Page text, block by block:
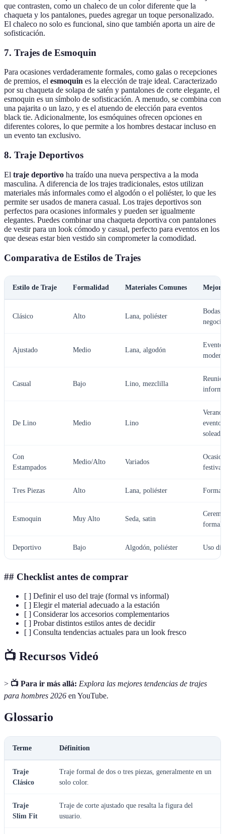
que contrasten, como un chaleco de un color diferente que la
chaqueta y los pantalones, puedes agregar un toque personalizado.
El chaleco no solo es funcional, sino que también aporta un aire de
sofisticación.
7. Trajes de Esmoquin
Para ocasiones verdaderamente formales, como galas o recepciones
de premios, el esmoquin es la elección de traje ideal. Caracterizado
por su chaqueta de solapa de satén y pantalones de corte elegante, el
esmoquin es un símbolo de sofisticación. A menudo, se combina con
una pajarita o un lazo, y es el atuendo de elección para eventos
black tie. Adicionalmente, los esmóquines ofrecen opciones en
diferentes colores, lo que permite a los hombres destacar incluso en
un evento tan exclusivo.
8. Traje Deportivos
El traje deportivo ha traído una nueva perspectiva a la moda
masculina. A diferencia de los trajes tradicionales, estos utilizan
materiales más informales como el algodón o el poliéster, lo que les
permite ser usados de manera casual. Los trajes deportivos son
perfectos para ocasiones informales y pueden ser igualmente
elegantes. Puedes combinar una chaqueta deportiva con pantalones
de vestir para un look cómodo y casual, perfecto para eventos en los
que deseas estar bien vestido sin comprometer la comodidad.
Comparativa de Estilos de Trajes
Estilo de Traje Formalidad Materiales Comunes Mejor
Clásico Alto Lana, poliéster
Bodas,
Ajustado Medio Lana, algodón
Eventos
Casual Bajo Lino, mezclilla
De Lino Medio Lino
Verano,
eventos
Con
Estampados
Medio/Alto Variados
festivas
Tres Piezas Alto Lana, poliéster
Esmoquin Muy Alto Seda, satin
Deportivo Bajo Algodón, poliéster Uso
## Checklist antes de comprar
[ ] Definir el uso del traje (formal vs informal)
[ ] Elegir el material adecuado a la estación
[ ] Considerar los accesorios complementarios
[ ] Probar distintos estilos antes de decidir
[ ] Consulta tendencias actuales para un look fresco
📺 Recursos Videó
> 📺 Para ir más allá: Explora las mejores tendencias de trajes
para hombres 2026 en YouTube.
Glossario
Terme Définition
Traje
Clásico
Traje formal de dos o tres piezas, generalmente en un
solo color.
Traje
Slim Fit
Traje de corte ajustado que resalta la figura del
usuario.